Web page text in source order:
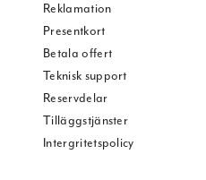
Reklamation
Presentkort
Betala offert
Teknisk support
Reservdelar
Tilläggstjänster
Intergritetspolicy